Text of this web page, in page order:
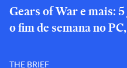
Gears of War e mais:
o fim de semana no
THE BRIEF